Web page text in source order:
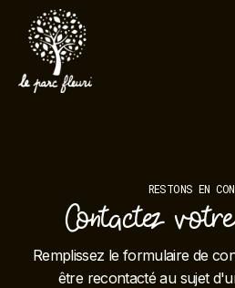
RESTONS EN
Contactez
Remplissez le formulaire de
être recontacté au sujet